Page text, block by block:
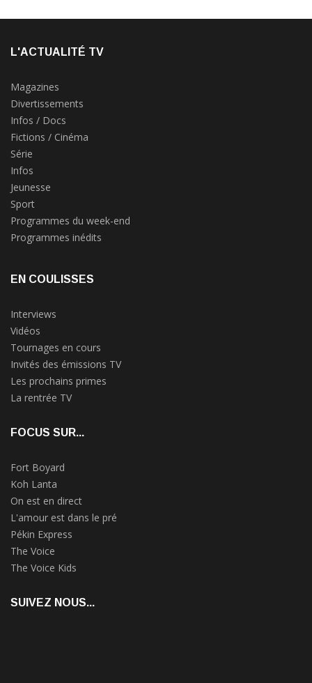
L'ACTUALITÉ TV
Magazines
Divertissements
Infos / Docs
Fictions / Cinéma
Série
Infos
Jeunesse
Sport
Programmes du week-end
Programmes inédits
EN COULISSES
Interviews
Vidéos
Tournages en cours
Invités des émissions TV
Les prochains primes
La rentrée TV
FOCUS SUR...
Fort Boyard
Koh Lanta
On est en direct
L'amour est dans le pré
Pékin Express
The Voice
The Voice Kids
SUIVEZ NOUS...